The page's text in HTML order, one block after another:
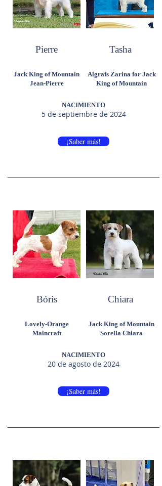
Pierre Tasha
Jack King of Mountain
Jean-Pierre
Algrafs Zarina for Jack
King of Mountain
NACIMIENTO
5 de septiembre de 2024
¡Saber más!
Bóris Chiara
Lovely-Orange
Maincraft
Jack King of Mountain
Sorella Chiara
NACIMIENTO
20 de agosto de 2024
¡Saber más!